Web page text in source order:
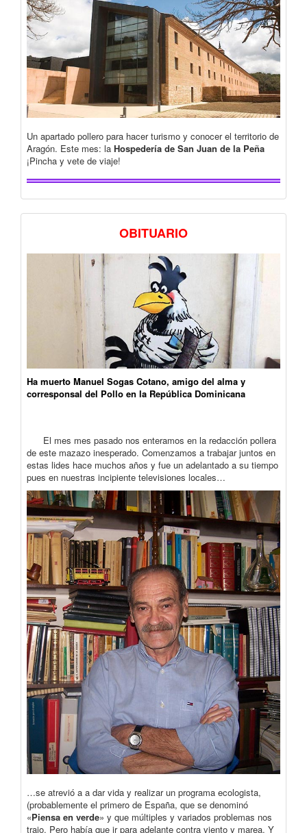
Un apartado pollero para hacer turismo y conocer el territorio de
Aragón. Este mes: la Hospedería de San Juan de la Peña
¡Pincha y vete de viaje!
OBITUARIO
Ha muerto Manuel Sogas Cotano, amigo del alma y
corresponsal del Pollo en la República Dominicana
El mes mes pasado nos enteramos en la redacción pollera
de este mazazo inesperado. Comenzamos a trabajar juntos en
estas lides hace muchos años y fue un adelantado a su tiempo
pues en nuestras incipiente televisiones locales…
…se atrevió a a dar vida y realizar un programa ecologista,
(probablemente el primero de España, que se denominó
«Piensa en verde» y que múltiples y variados problemas nos
trajo. Pero había que ir para adelante contra viento y marea. Y